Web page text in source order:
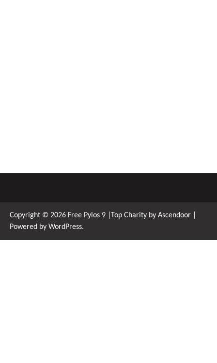
Copyright © 2026 Free Pylos 9 |Top Charity by Ascendoor
Powered by WordPress.